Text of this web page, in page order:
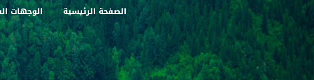
الصفحة الرئيسية الوجهات